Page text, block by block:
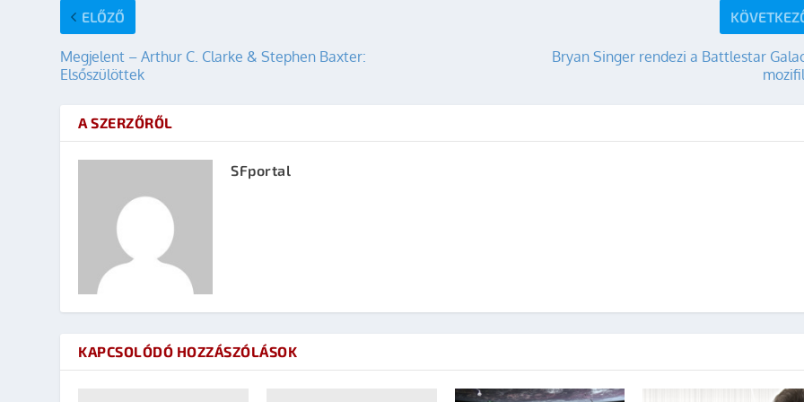
ELŐZŐ
Megjelent – Arthur C. Clarke & Stephen Baxter:
Elsőszülöttek
Bryan Singer rendezi a Battlestar
A SZERZŐRŐL
SFportal
KAPCSOLÓDÓ HOZZÁSZÓLÁSOK